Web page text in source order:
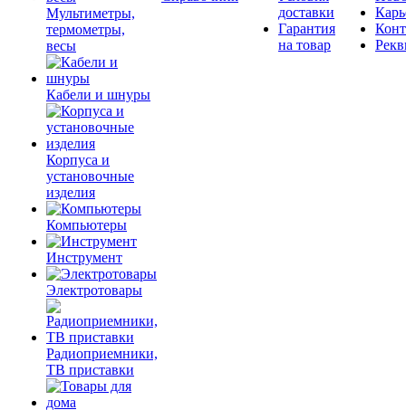
Мультиметры,
термометры,
весы
Кабели и шнуры
Корпуса и
установочные
изделия
Компьютеры
Инструмент
Электротовары
Радиоприемники,
ТВ приставки
доставки
Гарантия
на товар